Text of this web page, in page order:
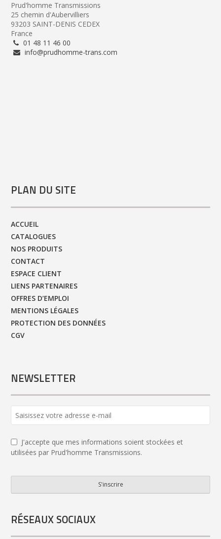
Prud'homme Transmissions
25 chemin d'Aubervilliers
93203 SAINT-DENIS CEDEX
France
01 48 11 46 00
info@prudhomme-trans.com
PLAN DU SITE
ACCUEIL
CATALOGUES
NOS PRODUITS
CONTACT
ESPACE CLIENT
LIENS PARTENAIRES
OFFRES D’EMPLOI
MENTIONS LÉGALES
PROTECTION DES DONNÉES
CGV
NEWSLETTER
Address *
J'accepte que mes informations soient stockées et
utilisées par Prud'homme Transmissions.
S'inscrire
RÉSEAUX SOCIAUX